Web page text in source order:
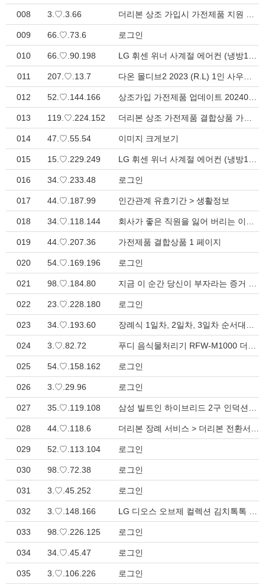
008 3.♡.3.66
009 66.♡.73.6 로그인
010 66.♡.90.198
011 207.♡.13.7
012 52.♡.144.166
013 119.♡.224.152
014 47.♡.55.54 이미지 크게보기
015 15.♡.229.249
016 34.♡.233.48 로그인
017 44.♡.187.99 인간관계 유효기간 > 생활정보
018 34.♡.118.144
019 44.♡.207.36 가전제품 결합상품 1 페이지
020 54.♡.169.196 로그인
021 98.♡.184.80
022 23.♡.228.180 로그인
023 34.♡.193.60
024 3.♡.82.72
025 54.♡.158.162 로그인
026 3.♡.29.96 로그인
027 35.♡.119.108
028 44.♡.118.6
029 52.♡.113.104 로그인
030 98.♡.72.38 로그인
031 3.♡.45.252 로그인
032 3.♡.148.166
033 98.♡.226.125 로그인
034 34.♡.45.47 로그인
035 3.♡.106.226 로그인